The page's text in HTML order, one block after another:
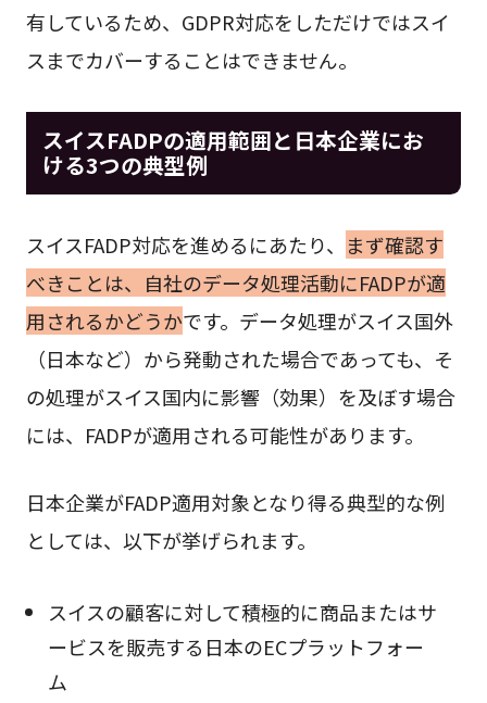
有しているため、GDPR対応をしただけではスイ
スまでカバーすることはできません。
スイスFADPの適用範囲と日本企業にお
ける3つの典型例
スイスFADP対応を進めるにあたり、
まず確認す
べきことは、自社のデータ処理活動にFADPが適
用されるかどうかです。データ処理がスイス国外
（日本など）から発動された場合であっても、そ
の処理がスイス国内に影響（効果）を及ぼす場合
には、FADPが適用される可能性があります。
日本企業がFADP適用対象となり得る典型的な例
としては、以下が挙げられます。
スイスの顧客に対して積極的に商品またはサ
ービスを販売する日本のECプラットフォー
ム